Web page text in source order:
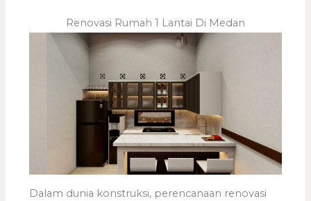
Renovasi Rumah 1 Lantai Di Medan
Dalam dunia konstruksi, perencanaan renovasi